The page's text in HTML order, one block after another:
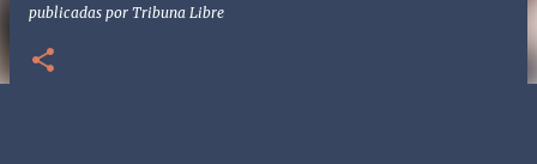
publicadas por Tribuna Libre